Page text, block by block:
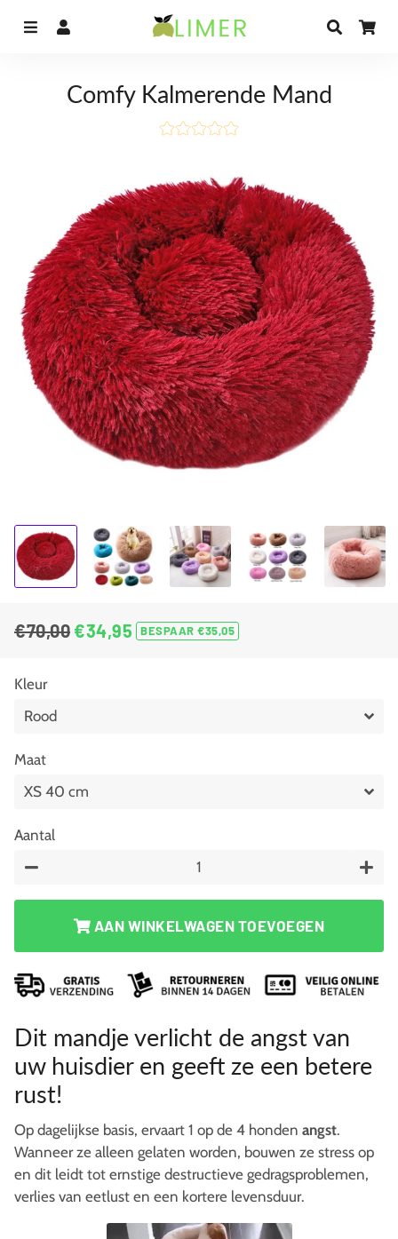
Menu Zoeken
Comfy Kalmerende Mand
Normale
€70,00
Aanbiedingsprijs
€34,95 BESPAAR €35,05
Kleur
Maat
Aantal
AAN WINKELWAGEN TOEVOEGEN
Dit mandje verlicht de angst van
uw huisdier en geeft ze een betere
rust!
Op dagelijkse basis, ervaart 1 op de 4 honden angst.
Wanneer ze alleen gelaten worden, bouwen ze stress op
en dit leidt tot ernstige destructieve gedragsproblemen,
verlies van eetlust en een kortere levensduur.